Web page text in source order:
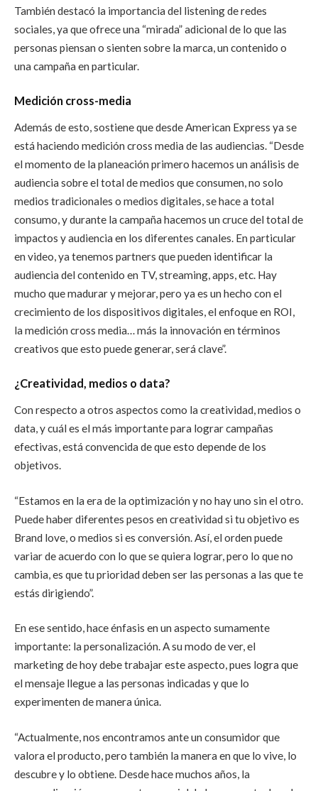
También destacó la importancia del listening de redes
sociales, ya que ofrece una “mirada” adicional de lo que las
personas piensan o sienten sobre la marca, un contenido o
una campaña en particular.
Medición cross-media
Además de esto, sostiene que desde American Express ya se
está haciendo medición cross media de las audiencias. “Desde
el momento de la planeación primero hacemos un análisis de
audiencia sobre el total de medios que consumen, no solo
medios tradicionales o medios digitales, se hace a total
consumo, y durante la campaña hacemos un cruce del total de
impactos y audiencia en los diferentes canales. En particular
en video, ya tenemos partners que pueden identificar la
audiencia del contenido en TV, streaming, apps, etc. Hay
mucho que madurar y mejorar, pero ya es un hecho con el
crecimiento de los dispositivos digitales, el enfoque en ROI,
la medición cross media… más la innovación en términos
creativos que esto puede generar, será clave”.
¿Creatividad, medios o data?
Con respecto a otros aspectos como la creatividad, medios o
data, y cuál es el más importante para lograr campañas
efectivas, está convencida de que esto depende de los
objetivos.
“Estamos en la era de la optimización y no hay uno sin el otro.
Puede haber diferentes pesos en creatividad si tu objetivo es
Brand love, o medios si es conversión. Así, el orden puede
variar de acuerdo con lo que se quiera lograr, pero lo que no
cambia, es que tu prioridad deben ser las personas a las que te
estás dirigiendo”.
En ese sentido, hace énfasis en un aspecto sumamente
importante: la personalización. A su modo de ver, el
marketing de hoy debe trabajar este aspecto, pues logra que
el mensaje llegue a las personas indicadas y que lo
experimenten de manera única.
“Actualmente, nos encontramos ante un consumidor que
valora el producto, pero también la manera en que lo vive, lo
descubre y lo obtiene. Desde hace muchos años, la